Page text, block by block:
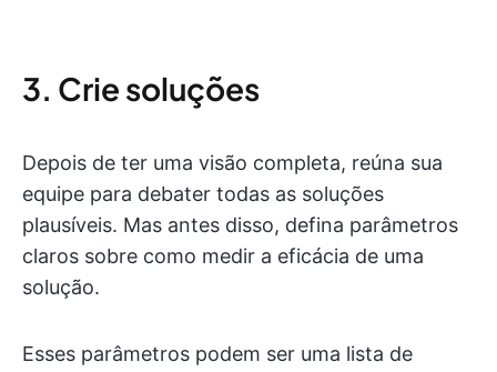
3. Crie soluções
Depois de ter uma visão completa, reúna sua
equipe para debater todas as soluções
plausíveis. Mas antes disso, defina parâmetros
claros sobre como medir a eficácia de uma
solução.
Esses parâmetros podem ser uma lista de